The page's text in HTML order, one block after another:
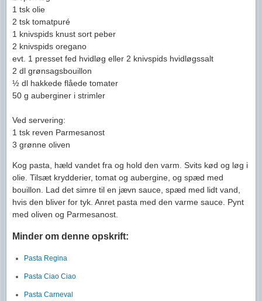
1 tsk olie
2 tsk tomatpuré
1 knivspids knust sort peber
2 knivspids oregano
evt. 1 presset fed hvidløg eller 2 knivspids hvidløgssalt
2 dl grønsagsbouillon
½ dl hakkede flåede tomater
50 g auberginer i strimler
Ved servering:
1 tsk reven Parmesanost
3 grønne oliven
Kog pasta, hæld vandet fra og hold den varm. Svits kød og løg i
olie. Tilsæt krydderier, tomat og aubergine, og spæd med
bouillon. Lad det simre til en jævn sauce, spæd med lidt vand,
hvis den bliver for tyk. Anret pasta med den varme sauce. Pynt
med oliven og Parmesanost.
Minder om denne opskrift:
Pasta Regina
Pasta Ciao Ciao
Pasta Carneval